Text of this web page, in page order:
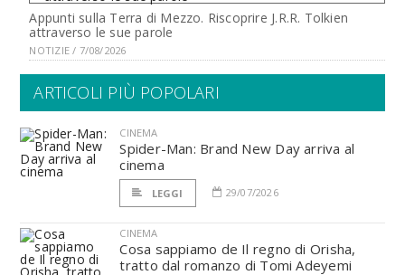
Appunti sulla Terra di Mezzo. Riscoprire J.R.R. Tolkien
attraverso le sue parole
NOTIZIE / 7/08/2026
ARTICOLI PIÙ POPOLARI
CINEMA
Spider-Man: Brand New Day arriva al
cinema
LEGGI 29/07/2026
CINEMA
Cosa sappiamo de Il regno di Orisha,
tratto dal romanzo di Tomi Adeyemi